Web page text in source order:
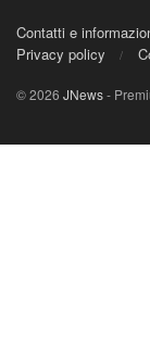
Contatti e
Privacy policy
© 2026 JNews-